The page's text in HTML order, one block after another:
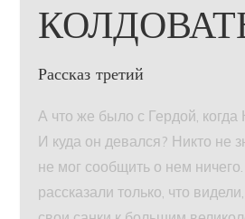
Рассказ третий
А что же было с Гердой, когда
И куда он девался? Никто не
не мог сообщить о нем
рассказали только, что